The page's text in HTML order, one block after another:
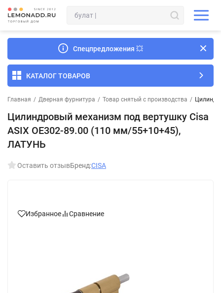
Спецпредложения 💥
КАТАЛОГ ТОВАРОВ
Главная / Дверная фурнитура / Товар снятый с производства /
Цилиндровый механизм под вертушку Cisa
ASIX OE302-89.00 (110 мм/55+10+45),
ЛАТУНЬ
Оставить отзывБренд:CISA
Избранное Сравнение